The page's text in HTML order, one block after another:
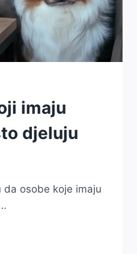
imaju
djeluju
da osobe koje imaju